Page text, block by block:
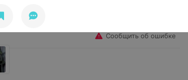
Сообщить об ошибке